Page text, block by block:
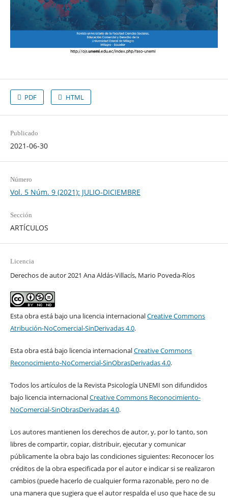
PDF HTML
Publicado
2021-06-30
Número
Vol. 5 Núm. 9 (2021): JULIO-DICIEMBRE
Sección
ARTÍCULOS
Licencia
Derechos de autor 2021 Ana Aldás-Villacís, Mario Poveda-Ríos
Esta obra está bajo una licencia internacionalCreative Commons
Atribución-NoComercial-SinDerivadas 4.0.
Esta obra está bajo licencia internacionalCreative Commons
Reconocimiento-NoComercial-SinObrasDerivadas 4.0.
Todos los artículos de la Revista Psicología UNEMI son difundidos
bajo licencia internacionalCreative Commons Reconocimiento-
NoComercial-SinObrasDerivadas 4.0.
Los autores mantienen los derechos de autor, y, por lo tanto, son
libres de compartir, copiar, distribuir, ejecutar y comunicar
públicamente la obra bajo las condiciones siguientes: Reconocer los
créditos de la obra especificada por el autor e indicar si se realizaron
cambios (puede hacerlo de cualquier forma razonable, pero no de
una manera que sugiera que el autor respalda el uso que hace de su